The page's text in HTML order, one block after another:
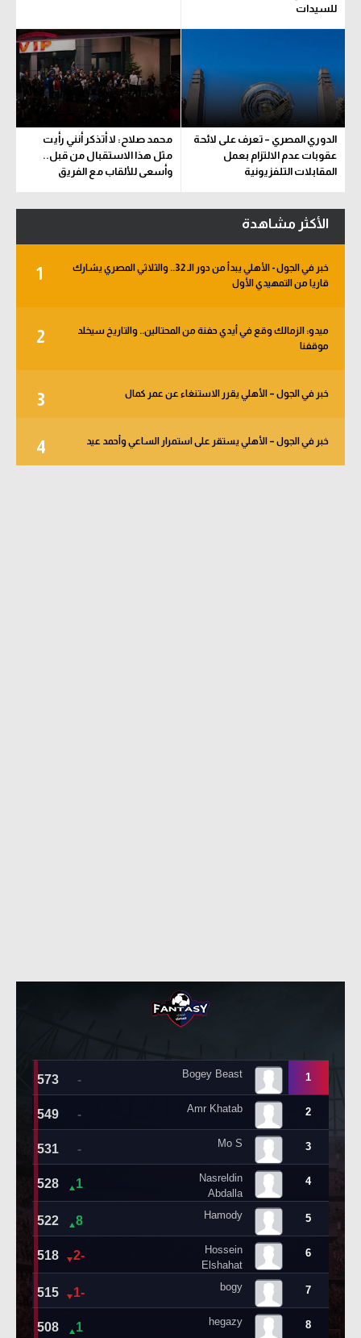
للسيدات
الدوري المصري – تعرف على لائحة
عقوبات عدم الالتزام بعمل
المقابلات التلفزيونية
محمد صلاح: لا أتذكر أنني رأيت
مثل هذا الاستقبال من قبل..
وأسعى للألقاب مع الفريق
الأكثر مشاهدة
1
خبر في الجول - الأهلي يبدأ من دور الـ 32.. والثلاثي المصري يشارك
قاريا من التمهيدي الأول
2
ميدو: الزمالك وقع في أيدي حفنة من المحتالين.. والتاريخ سيخلد
موقفنا
3 خبر في الجول – الأهلي يقرر الاستنغاء عن عمر كمال
4 خبر في الجول – الأهلي يستقر على استمرار الساعي وأحمد عيد